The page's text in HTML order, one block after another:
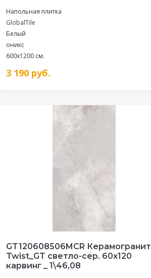
Напольная плитка
GlobalTile
Белый
оникс
600x1200 см.
3 190руб.
GT120608506MCR Керамогранит
Twist_GT светло-сер. 60x120
карвинг _ 1\46,08